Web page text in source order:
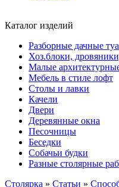
Каталог изделий
Разборные дачные
Хоз.блоки,
Малые
Мебель в стиле лофт
Столы и лавки
Качели
Двери
Деревянные окна
Песочницы
Беседки
Собачьи будки
Разные столярные
Столярка » Статьи »